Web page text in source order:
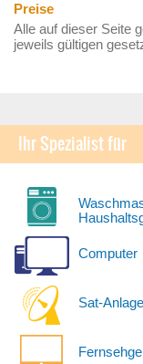
Preise
Alle auf dieser Seite
jeweils gültigen
Ihr Spezialist für
Computer
Sat-